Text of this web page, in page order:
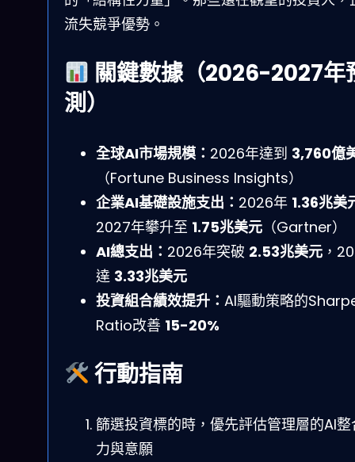
流失競爭優勢。
關鍵數據（2026-2027年
測）
全球AI市場規模： 2026年達到 3,760億
（Fortune Business Insights）
企業AI基礎設施支出： 2026年 1.36兆美
2027年攀升至 1.75兆美元 （Gartner）
AI總支出： 2026年突破 2.53兆美元 ，
達 3.33兆美元
投資組合績效提升： AI驅動策略的
Ratio改善 15-20%
行動指南
篩選投資標的時，優先評估管理層的AI
力與意願